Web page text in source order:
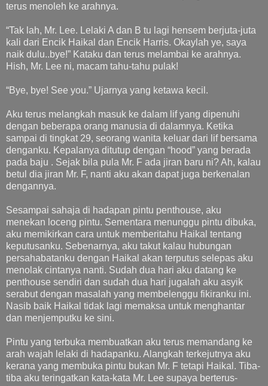
terus menoleh ke arahnya.
“Tak lah, Mr. Lee. Lelaki A dan B tu lagi hensem berjuta-juta
kali dari Encik Haikal dan Encik Harris. Okaylah ye, saya
naik dulu..bye!” Kataku dan terus melambai ke arahnya.
Hish, Mr. Lee ni, macam tahu-tahu pulak!
“Bye, bye! See you.” Ujarnya yang ketawa kecil.
Aku terus melangkah masuk ke dalam lif yang dipenuhi
dengan beberapa orang manusia di dalamnya. Ketika
sampai di tingkat 29, seorang wanita keluar dari lif bersama
denganku. Kepalanya ditutup dengan “hood” yang berada
pada baju . Sejak bila pula Mr. F ada jiran baru ni? Ah, kalau
betul dia jiran Mr. F, nanti aku akan dapat juga berkenalan
dengannya.
Sesampai sahaja di hadapan pintu penthouse, aku
menekan loceng pintu. Sementara menunggu pintu dibuka,
aku memikirkan cara untuk memberitahu Haikal tentang
keputusanku. Sebenarnya, aku takut kalau hubungan
persahabatanku dengan Haikal akan terputus selepas aku
menolak cintanya nanti. Sudah dua hari aku datang ke
penthouse sendiri dan sudah dua hari jugalah aku asyik
serabut dengan masalah yang membelenggu fikiranku ini.
Nasib baik Haikal tidak lagi memaksa untuk menghantar
dan menjemputku ke sini.
Pintu yang terbuka membuatkan aku terus memandang ke
arah wajah lelaki di hadapanku. Alangkah terkejutnya aku
kerana yang membuka pintu bukan Mr. F tetapi Haikal. Tiba-
tiba aku teringatkan kata-kata Mr. Lee supaya berterus-